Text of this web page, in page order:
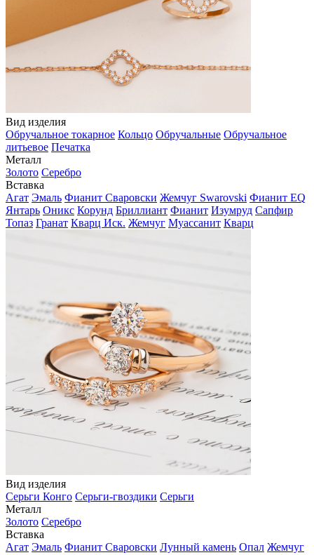
Вид изделия
Обручальное токарное Кольцо Обручальные Обручальное
литьевое Печатка
Металл
Золото Серебро
Вставка
Агат Эмаль Фианит Сваровски Жемчуг Swarovski Фианит EQ
Янтарь Оникс Корунд Бриллиант Фианит Изумруд Сапфир
Топаз Гранат Кварц Иск. Жемчуг Муассанит Кварц
Вид изделия
Серьги Конго Серьги-гвоздики Серьги
Металл
Золото Серебро
Вставка
Агат Эмаль Фианит Сваровски Лунный камень Опал Жемчуг